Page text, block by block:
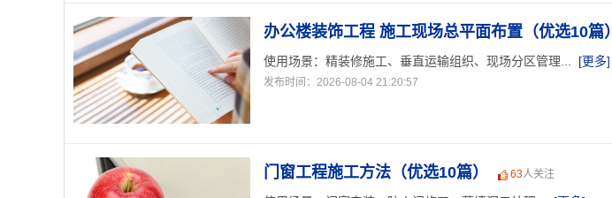
办公楼装饰工程 施工现场总平面布置（优选10篇）
使用场景：精装修施工、垂直运输组织、现场分区管理... [更多]
发布时间：2026-08-04 21:20:57
门窗工程施工方法（优选10篇） 63人关注